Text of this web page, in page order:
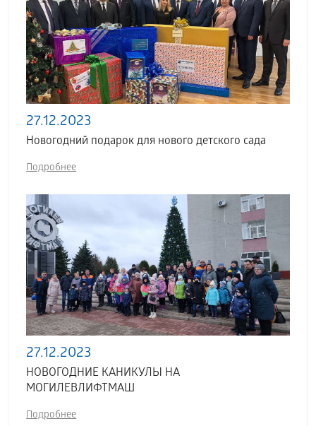
27.12.2023
Новогодний подарок для нового детского сада
Подробнее
27.12.2023
НОВОГОДНИЕ КАНИКУЛЫ НА
МОГИЛЕВЛИФТМАШ
Подробнее